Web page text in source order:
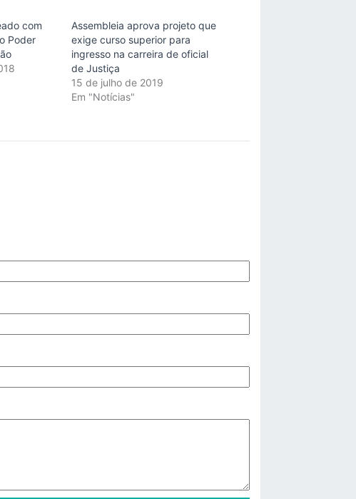
com
Poder
Assembleia aprova projeto que
exige curso superior para
ingresso na carreira de oficial
de Justiça
15 de julho de 2019
Em "Notícias"